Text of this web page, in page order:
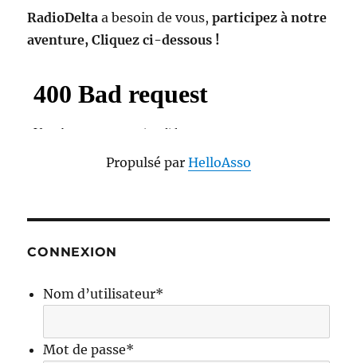
RadioDelta a besoin de vous,participez à notre
aventure, Cliquez ci-dessous !
Propulsé par HelloAsso
CONNEXION
Nom d’utilisateur*
Mot de passe*